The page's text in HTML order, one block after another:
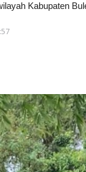
Kabupaten